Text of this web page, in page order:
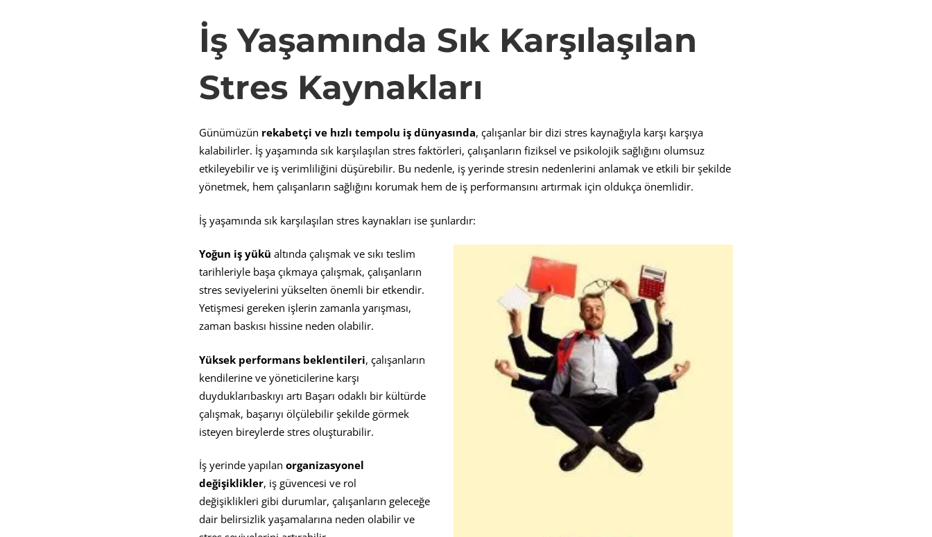
İş Yaşamında Sık Karşılaşılan
Stres Kaynakları
Günümüzün rekabetçi ve hızlı tempolu iş dünyasında, çalışanlar bir dizi stres kaynağıyla karşı karşıya
kalabilirler. İş yaşamında sık karşılaşılan stres faktörleri, çalışanların fiziksel ve psikolojik sağlığını olumsuz
etkileyebilir ve iş verimliliğini düşürebilir. Bu nedenle, iş yerinde stresin nedenlerini anlamak ve etkili bir şekilde
yönetmek, hem çalışanların sağlığını korumak hem de iş performansını artırmak için oldukça önemlidir.
İş yaşamında sık karşılaşılan stres kaynakları ise şunlardır:
Yoğun iş yükü altında çalışmak ve sıkı teslim
tarihleriyle başa çıkmaya çalışmak, çalışanların
stres seviyelerini yükselten önemli bir etkendir.
Yetişmesi gereken işlerin zamanla yarışması,
zaman baskısı hissine neden olabilir.
Yüksek performans beklentileri, çalışanların
kendilerine ve yöneticilerine karşı
duyduklarıbaskıyı artı Başarı odaklı bir kültürde
çalışmak, başarıyı ölçülebilir şekilde görmek
isteyen bireylerde stres oluşturabilir.
İş yerinde yapılan organizasyonel
değişiklikler, iş güvencesi ve rol
değişiklikleri gibi durumlar, çalışanların geleceğe
dair belirsizlik yaşamalarına neden olabilir ve